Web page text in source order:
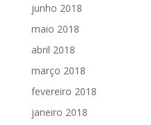
junho 2018
maio 2018
abril 2018
março 2018
fevereiro 2018
janeiro 2018